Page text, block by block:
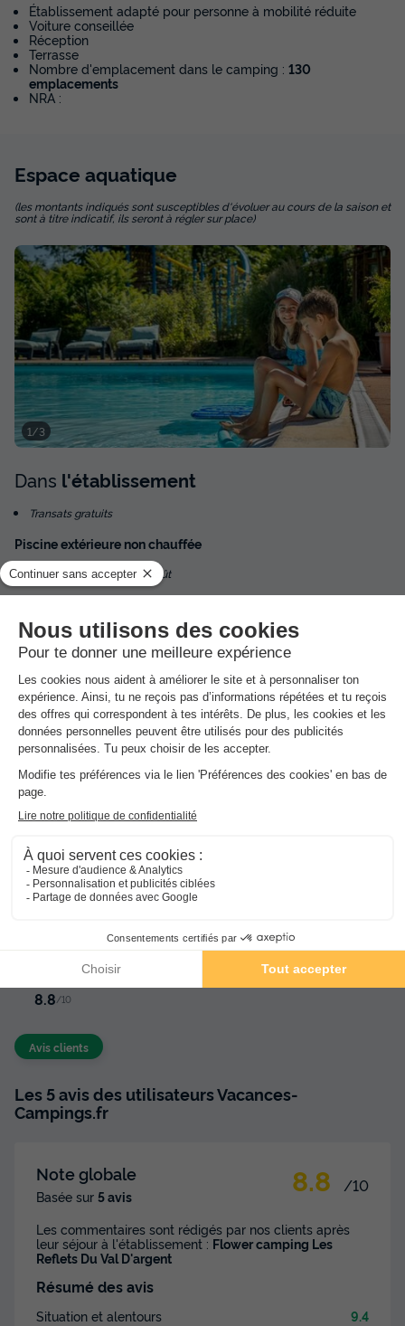
Établissement adapté pour personne à mobilité réduite
Voiture conseillée
Réception
Terrasse
Nombre d'emplacement dans le camping : 130
emplacements
NRA :
Espace aquatique
(les montants indiqués sont susceptibles d'évoluer au cours de la saison et
sont à titre indicatif, ils seront à régler sur place)
1/3
Dans l'établissement
Transats gratuits
Piscine extérieure non chauffée
Ouvert du 15 mai au 30 août
Activités et animations proposées
Espace aquatique, Animations, Sports et Loisirs
Services sur place et à proximité
Santé et Bien-être, Commerces et Restauration, Locations
et équipements, divers
Avis sur Flower camping Les Reflets Du
Val D'argent
8.8/10
Avis clients
Les 5 avis des utilisateurs Vacances-
Campings.fr
Note globale
Basée sur 5 avis 8.8 /10
Les commentaires sont rédigés par nos clients après
leur séjour à l'établissement : Flower camping Les
Reflets Du Val D'argent
Résumé des avis
Situation et alentours 9.4